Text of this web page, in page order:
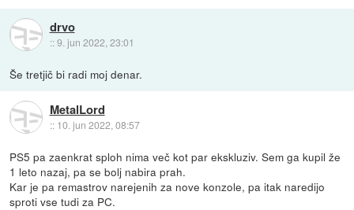
drvo
::9. jun 2022, 23:01
Še tretjič bi radi moj denar.
MetalLord
:: 10. jun 2022, 08:57
PS5 pa zaenkrat sploh nima več kot par ekskluziv. Sem ga kupil že
1 leto nazaj, pa se bolj nabira prah.
Kar je pa remastrov narejenih za nove konzole, pa itak naredijo
sproti vse tudi za PC.